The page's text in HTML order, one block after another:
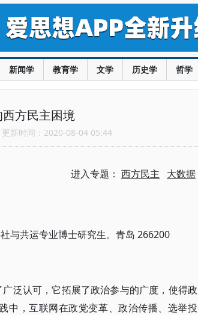
新闻学 教育学 文学 历史学 哲学
方民主困境
新时间：2020-08-04 05:44
进入专题： 西方民主 大数据
与共运专业博士研究生。青岛 266200
泛认可，它拓展了政治参与的广度，使得政
中，互联网在政党变革、政治传播、选举投